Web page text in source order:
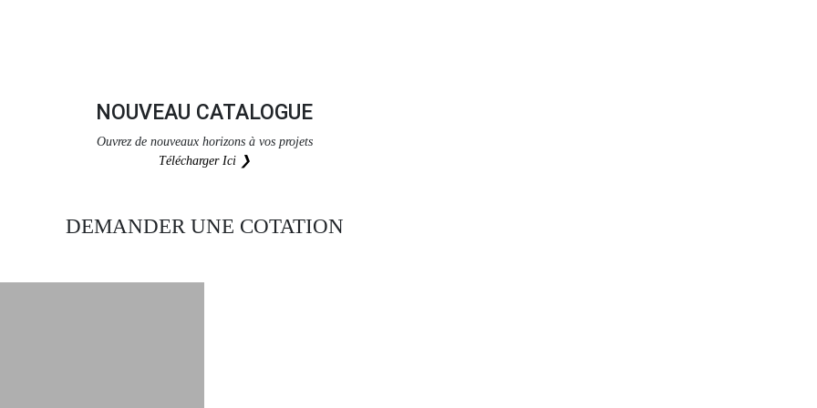
NOUVEAU CATALOGUE
Ouvrez de nouveaux horizons à vos projets
Télécharger Ici ❯
DEMANDER UNE COTATION